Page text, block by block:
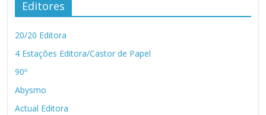
Editores
20/20 Editora
4 Estações Editora/Castor de Papel
90º
Abysmo
Actual Editora